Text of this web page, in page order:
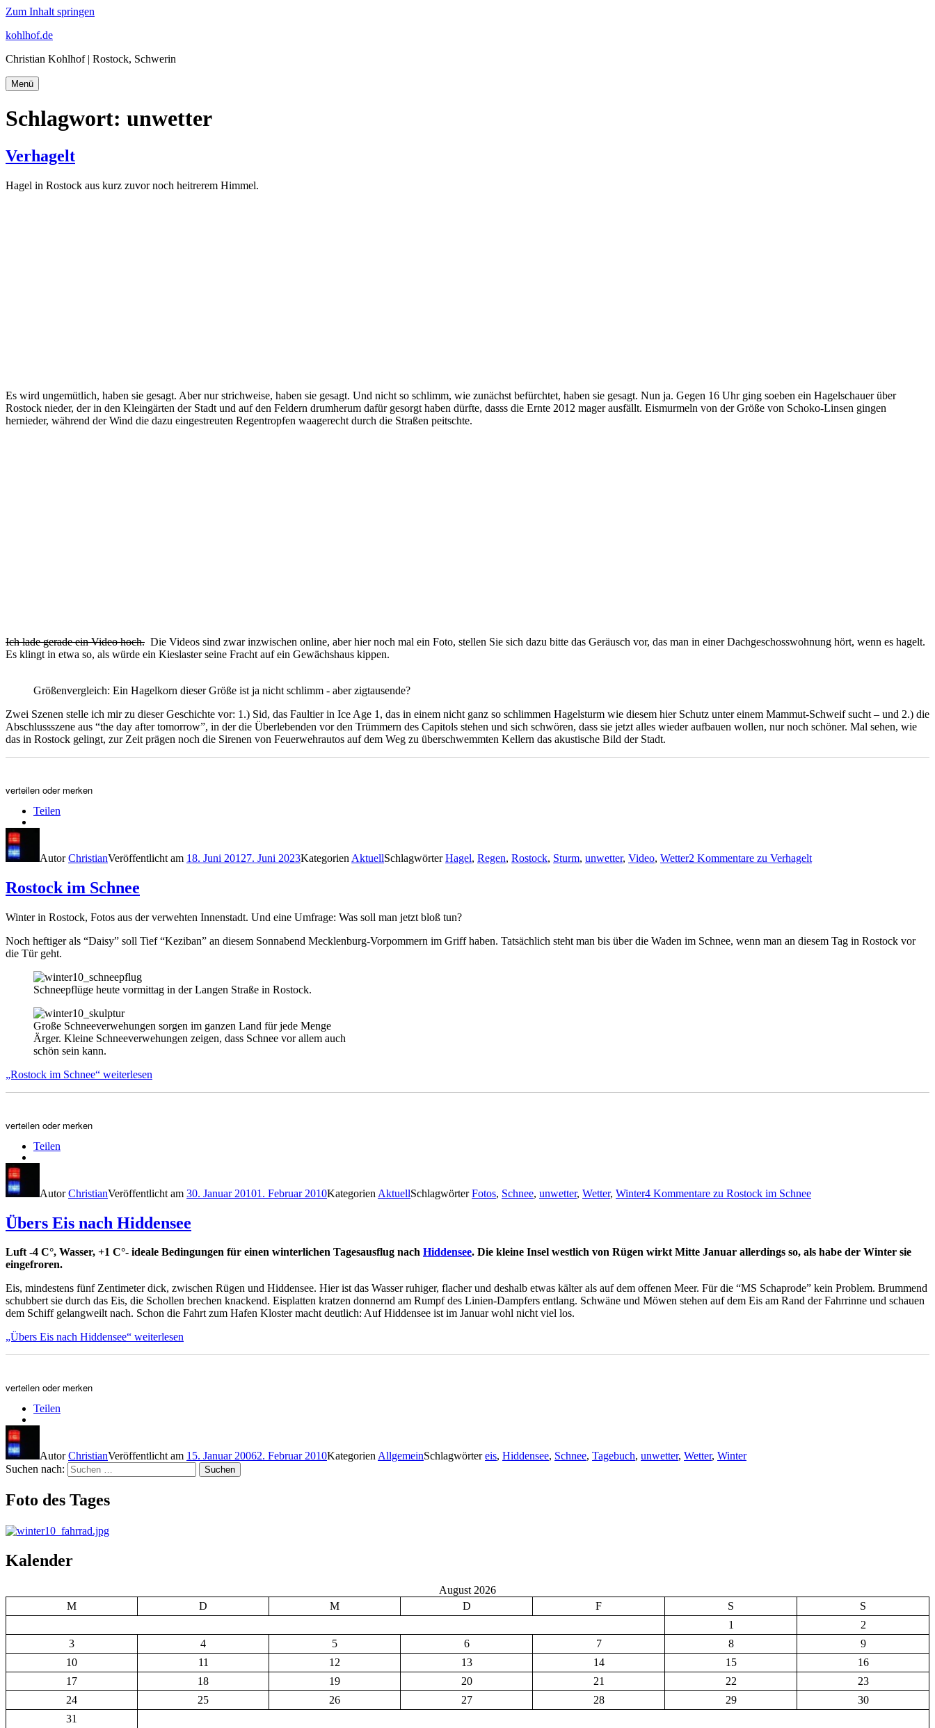
Zum Inhalt springen
kohlhof.de
Christian Kohlhof | Rostock, Schwerin
Menü
Schlagwort: unwetter
Verhagelt
Hagel in Rostock aus kurz zuvor noch heitrerem Himmel.
Es wird ungemütlich, haben sie gesagt. Aber nur strichweise, haben sie gesagt. Und nicht so schlimm, wie zunächst befürchtet, haben sie gesagt. Nun ja. Gegen 16 Uhr ging soeben ein Hagelschauer über
Rostock nieder, der in den Kleingärten der Stadt und auf den Feldern drumherum dafür gesorgt haben dürfte, dasss die Ernte 2012 mager ausfällt. Eismurmeln von der Größe von Schoko-Linsen gingen
hernieder, während der Wind die dazu eingestreuten Regentropfen waagerecht durch die Straßen peitschte.
Ich lade gerade ein Video hoch. Die Videos sind zwar inzwischen online, aber hier noch mal ein Foto, stellen Sie sich dazu bitte das Geräusch vor, das man in einer Dachgeschosswohnung hört, wenn es hagelt.
Es klingt in etwa so, als würde ein Kieslaster seine Fracht auf ein Gewächshaus kippen.
Größenvergleich: Ein Hagelkorn dieser Größe ist ja nicht schlimm - aber zigtausende?
Zwei Szenen stelle ich mir zu dieser Geschichte vor: 1.) Sid, das Faultier in Ice Age 1, das in einem nicht ganz so schlimmen Hagelsturm wie diesem hier Schutz unter einem Mammut-Schweif sucht – und 2.) die
Abschlussszene aus “the day after tomorrow”, in der die Überlebenden vor den Trümmern des Capitols stehen und sich schwören, dass sie jetzt alles wieder aufbauen wollen, nur noch schöner. Mal sehen, wie
das in Rostock gelingt, zur Zeit prägen noch die Sirenen von Feuerwehrautos auf dem Weg zu überschwemmten Kellern das akustische Bild der Stadt.
verteilen oder merken
Teilen
AutorChristianVeröffentlicht am 18. Juni 20127. Juni 2023Kategorien AktuellSchlagwörterHagel, Regen, Rostock, Sturm, unwetter, Video, Wetter2 Kommentare zu Verhagelt
Rostock im Schnee
Winter in Rostock, Fotos aus der verwehten Innenstadt. Und eine Umfrage: Was soll man jetzt bloß tun?
Noch heftiger als “Daisy” soll Tief “Keziban” an diesem Sonnabend Mecklenburg-Vorpommern im Griff haben. Tatsächlich steht man bis über die Waden im Schnee, wenn man an diesem Tag in Rostock vor
die Tür geht.
Schneepflüge heute vormittag in der Langen Straße in Rostock.
Große Schneeverwehungen sorgen im ganzen Land für jede Menge
Ärger. Kleine Schneeverwehungen zeigen, dass Schnee vor allem auch
schön sein kann.
„Rostock im Schnee“ weiterlesen
verteilen oder merken
Teilen
AutorChristianVeröffentlicht am 30. Januar 20101. Februar 2010Kategorien AktuellSchlagwörterFotos, Schnee, unwetter, Wetter, Winter4 Kommentare zu Rostock im Schnee
Übers Eis nach Hiddensee
Luft -4 C°, Wasser, +1 C°- ideale Bedingungen für einen winterlichen Tagesausflug nach Hiddensee. Die kleine Insel westlich von Rügen wirkt Mitte Januar allerdings so, als habe der Winter sie
eingefroren.
Eis, mindestens fünf Zentimeter dick, zwischen Rügen und Hiddensee. Hier ist das Wasser ruhiger, flacher und deshalb etwas kälter als auf dem offenen Meer. Für die “MS Schaprode” kein Problem. Brummend
schubbert sie durch das Eis, die Schollen brechen knackend. Eisplatten kratzen donnernd am Rumpf des Linien-Dampfers entlang. Schwäne und Möwen stehen auf dem Eis am Rand der Fahrrinne und schauen
dem Schiff gelangweilt nach. Schon die Fahrt zum Hafen Kloster macht deutlich: Auf Hiddensee ist im Januar wohl nicht viel los.
„Übers Eis nach Hiddensee“ weiterlesen
verteilen oder merken
Teilen
AutorChristianVeröffentlicht am 15. Januar 20062. Februar 2010KategorienAllgemeinSchlagwörtereis, Hiddensee, Schnee, Tagebuch, unwetter, Wetter, Winter
Suchen nach:
Suchen
Foto des Tages
Kalender
August 2026
M
D M D F S
S
1
2
3
4 5 6 7 8
9
10
11 12 13 14 15
16
17
18 19 20 21 22
23
24
25 26 27 28 29
30
31